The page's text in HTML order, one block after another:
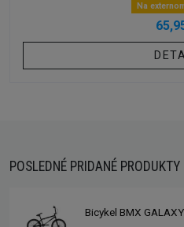
Na
POSLEDNÉ PRIDANÉ PRODUKTY
Bicykel BMX